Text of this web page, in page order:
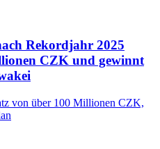
Rekordjahr 2025
CZK und gewinnt